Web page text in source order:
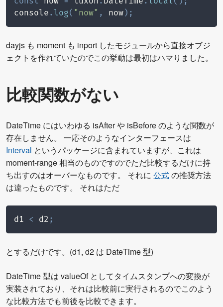
console . log( "now" , now) ;
dayjs も moment も inport したモジュールから直接オブジ
ェクトを作れていたのでこの挙動は最初はハマりました。
比較関数がない
DateTime にはいわゆる isAfter や isBefore のような関数が
存在しません。 一応そのようなインターフェースは
Interval というパッケージに含まれていますが、これは
moment-range 相当のものですのでただ比較するだけに持
ち出すのはオーバーなものです。 それに 公式の推奨方法
は違ったものです。 それはただ
d1 < d2 ;
とするだけです。(d1, d2 は DateTime 型)
DateTime 型は valueOf としてタイムスタンプへの変換が
実装されており、それは比較前に実行されるのでこのよう
な比較方法でも前後を比較できます。